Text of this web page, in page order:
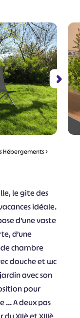
Hébergements>
le gite des
idéale.
d’une vaste
d’une
chambre
douche et wc
avec son
pour
… A deux pas